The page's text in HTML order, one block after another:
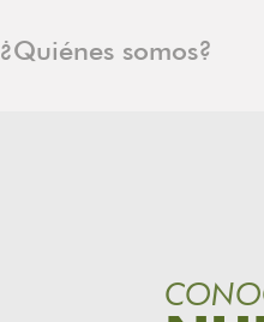
¿Quiénes somos?